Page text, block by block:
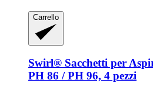
Carrello
Swirl® Sacchetti per
PH 86 / PH 96, 4 pezzi